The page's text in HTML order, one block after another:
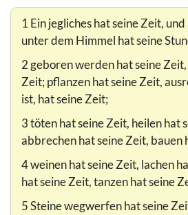
1 Ein jegliches hat seine Zeit,
unter dem Himmel hat seine
2 geboren werden hat seine
Zeit; pflanzen hat seine Zeit,
ist, hat seine Zeit;
3 töten hat seine Zeit, heilen hat
abbrechen hat seine Zeit, bauen
4 weinen hat seine Zeit, lachen
hat seine Zeit, tanzen hat seine
5 Steine wegwerfen hat seine